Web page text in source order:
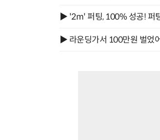
▶ '2m' 퍼팅, 100% 성공! 퍼
▶ 라운딩가서 100만원 벌었